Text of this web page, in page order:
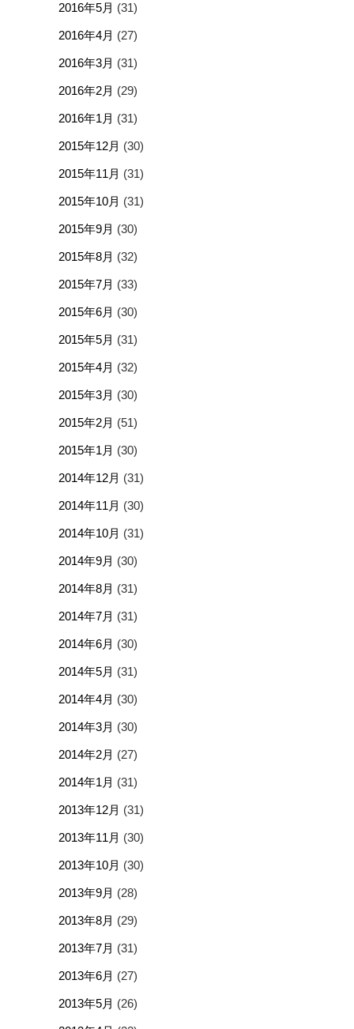
2016年5月 (31)
2016年4月 (27)
2016年3月 (31)
2016年2月 (29)
2016年1月 (31)
2015年12月 (30)
2015年11月 (31)
2015年10月 (31)
2015年9月 (30)
2015年8月 (32)
2015年7月 (33)
2015年6月 (30)
2015年5月 (31)
2015年4月 (32)
2015年3月 (30)
2015年2月 (51)
2015年1月 (30)
2014年12月 (31)
2014年11月 (30)
2014年10月 (31)
2014年9月 (30)
2014年8月 (31)
2014年7月 (31)
2014年6月 (30)
2014年5月 (31)
2014年4月 (30)
2014年3月 (30)
2014年2月 (27)
2014年1月 (31)
2013年12月 (31)
2013年11月 (30)
2013年10月 (30)
2013年9月 (28)
2013年8月 (29)
2013年7月 (31)
2013年6月 (27)
2013年5月 (26)